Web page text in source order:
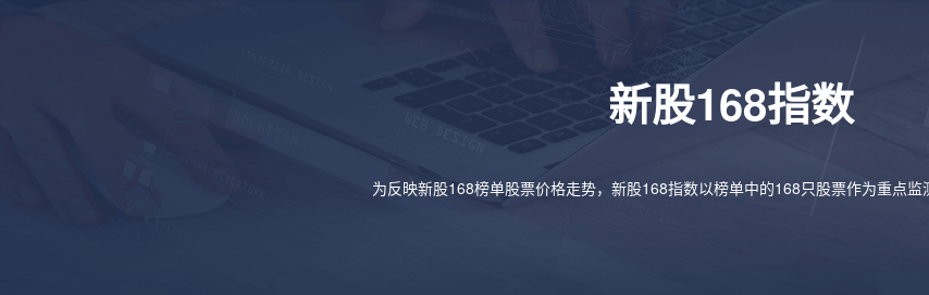
新股168指数
为反映新股168榜单股票价格走势，新股168指数以榜单中的168只股票作为重点监